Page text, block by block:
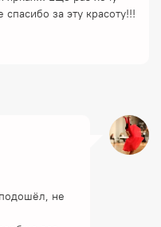
за эту красоту!!!
не